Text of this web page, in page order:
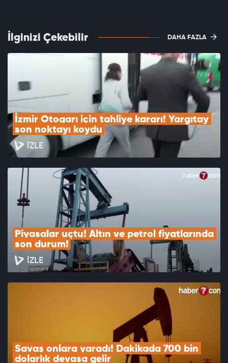
İlginizi Çekebilir DAHA FAZLA
İzmir Otogarı için tahliye kararı! Yargıtay
son noktayı koydu
İZLE
Piyasalar uçtu! Altın ve petrol fiyatlarında
son durum!
İZLE
Savaş onlara yaradı! Dakikada 700 bin
dolarlık devasa gelir